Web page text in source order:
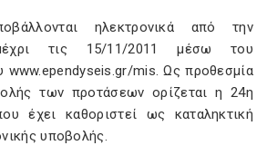
ηλεκτρονικά από την
τις 15/11/2011 μέσω του
www.ependyseis.gr/mis. Ως προθεσμία
των προτάσεων ορίζεται η 24η
έχει καθοριστεί ως καταληκτική
υποβολής.